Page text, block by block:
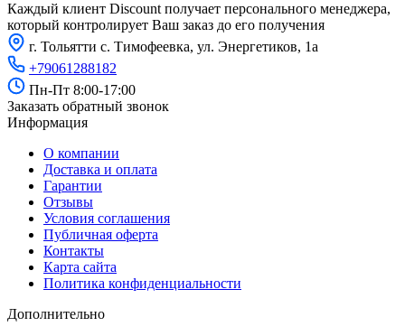
Каждый клиент Discount получает персонального менеджера,
который контролирует Ваш заказ до его получения
г. Тольятти с. Тимофеевка, ул. Энергетиков, 1а
+79061288182
Пн-Пт 8:00-17:00
Заказать обратный звонок
Информация
О компании
Доставка и оплата
Гарантии
Отзывы
Условия соглашения
Публичная оферта
Контакты
Карта сайта
Политика конфиденциальности
Дополнительно